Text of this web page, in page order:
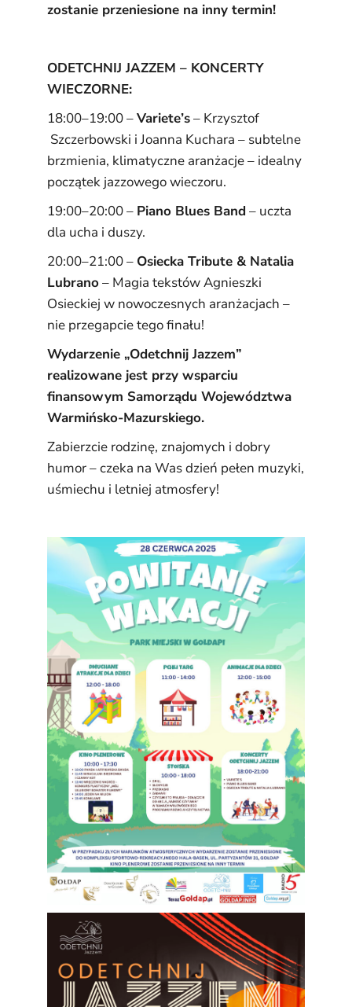
zostanie przeniesione na inny termin!
ODETCHNIJ JAZZEM – KONCERTY
WIECZORNE:
18:00–19:00 –Variete’s– Krzysztof
Szczerbowski i Joanna Kuchara – subtelne
brzmienia, klimatyczne aranżacje – idealny
początek jazzowego wieczoru.
19:00–20:00 – Piano Blues Band – uczta
dla ucha i duszy.
20:00–21:00 – Osiecka Tribute & Natalia
Lubrano – Magia tekstów Agnieszki
Osieckiej w nowoczesnych aranżacjach –
nie przegapcie tego finału!
Wydarzenie „Odetchnij Jazzem”
realizowane jest przy wsparciu
finansowym Samorządu Województwa
Warmińsko-Mazurskiego.
Zabierzcie rodzinę, znajomych i dobry
humor – czeka na Was dzień pełen muzyki,
uśmiechu i letniej atmosfery!